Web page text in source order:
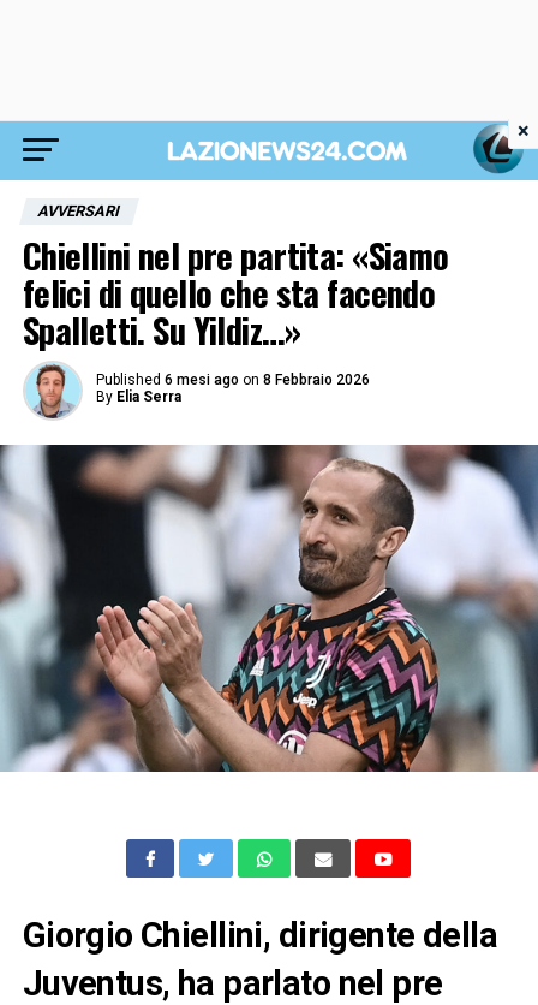
AVVERSARI
Chiellini nel pre partita: «Siamo
felici di quello che sta facendo
Spalletti. Su Yildiz…»
Published 6 mesi ago on 8 Febbraio 2026
By Elia Serra
Giorgio Chiellini, dirigente della
Juventus, ha parlato nel pre
×